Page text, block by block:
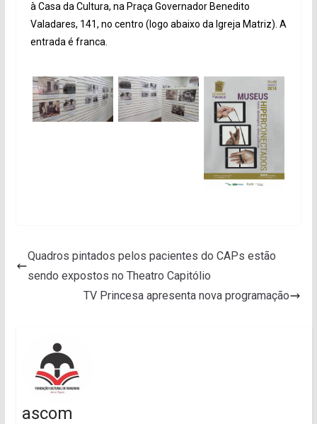
à Casa da Cultura, na Praça Governador Benedito
Valadares, 141, no centro (logo abaixo da Igreja Matriz). A
entrada é franca.
Quadros pintados pelos pacientes do CAPs estão
sendo expostos no Theatro Capitólio
TV Princesa apresenta nova programação
ascom